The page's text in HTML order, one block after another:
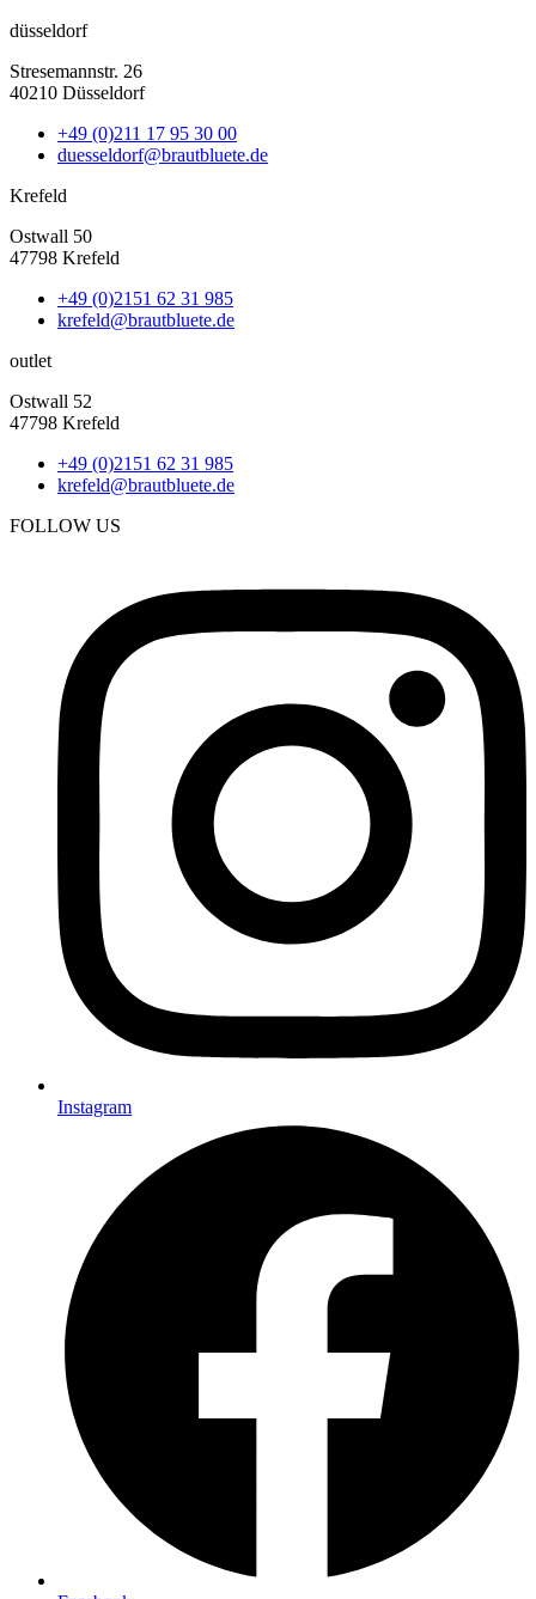
düsseldorf
Stresemannstr. 26
40210 Düsseldorf
+49 (0)211 17 95 30 00
duesseldorf@brautbluete.de
Krefeld
Ostwall 50
47798 Krefeld
+49 (0)2151 62 31 985
krefeld@brautbluete.de
outlet
Ostwall 52
47798 Krefeld
+49 (0)2151 62 31 985
krefeld@brautbluete.de
FOLLOW US
Instagram